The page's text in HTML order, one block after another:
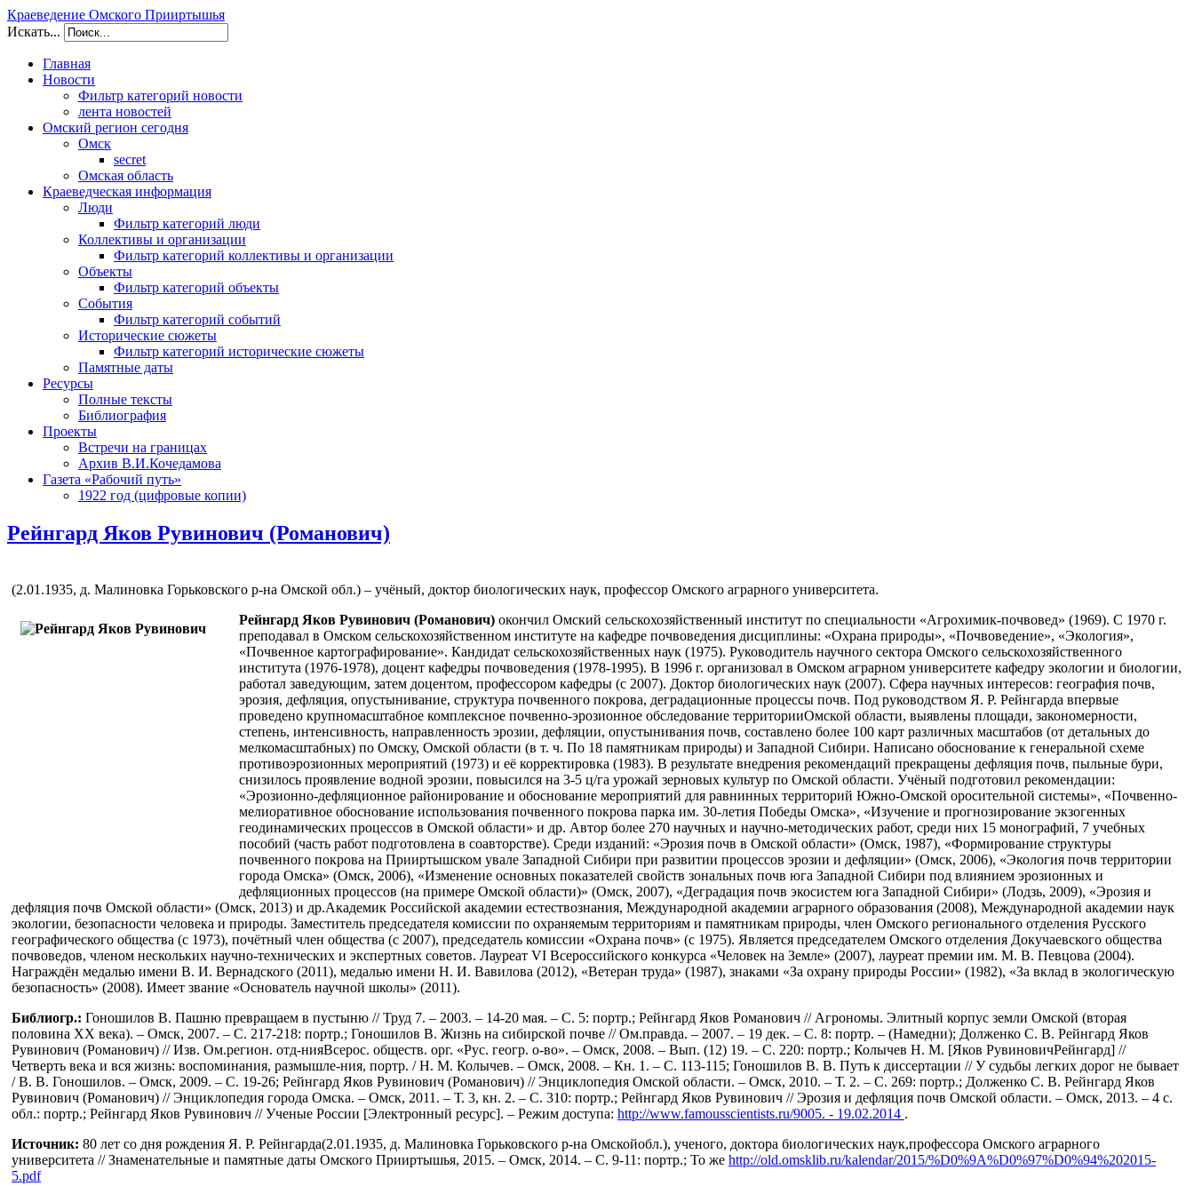
Краеведение Омского Прииртышья
Искать...
Главная
Новости
Фильтр категорий новости
лента новостей
Омский регион сегодня
Омск
secret
Омская область
Краеведческая информация
Люди
Фильтр категорий люди
Коллективы и организации
Фильтр категорий коллективы и организации
Объекты
Фильтр категорий объекты
События
Фильтр категорий событий
Исторические сюжеты
Фильтр категорий исторические сюжеты
Памятные даты
Ресурсы
Полные тексты
Библиография
Проекты
Встречи на границах
Архив В.И.Кочедамова
Газета «Рабочий путь»
1922 год (цифровые копии)
Рейнгард Яков Рувинович (Романович)
(2.01.1935, д. Малиновка Горьковского р-на Омской обл.) – учёный, доктор биологических наук, профессор Омского аграрного университета.
Рейнгард Яков Рувинович (Романович) окончил Омский сельскохозяйственный институт по специальности «Агрохимик-почвовед» (1969). С 1970 г.
преподавал в Омском сельскохозяйственном институте на кафедре почвоведения дисциплины: «Охрана природы», «Почвоведение», «Экология»,
«Почвенное картографирование». Кандидат сельскохозяйственных наук (1975). Руководитель научного сектора Омского сельскохозяйственного
института (1976-1978), доцент кафедры почвоведения (1978-1995). В 1996 г. организовал в Омском аграрном университете кафедру экологии и биологии,
работал заведующим, затем доцентом, профессором кафедры (с 2007). Доктор биологических наук (2007). Сфера научных интересов: география почв,
эрозия, дефляция, опустынивание, структура почвенного покрова, деградационные процессы почв. Под руководством Я. Р. Рейнгарда впервые
проведено крупномасштабное комплексное почвенно-эрозионное обследование территорииОмской области, выявлены площади, закономерности,
степень, интенсивность, направленность эрозии, дефляции, опустынивания почв, составлено более 100 карт различных масштабов (от детальных до
мелкомасштабных) по Омску, Омской области (в т. ч. По 18 памятникам природы) и Западной Сибири. Написано обоснование к генеральной схеме
противоэрозионных мероприятий (1973) и её корректировка (1983). В результате внедрения рекомендаций прекращены дефляция почв, пыльные бури,
снизилось проявление водной эрозии, повысился на 3-5 ц/га урожай зерновых культур по Омской области. Учёный подготовил рекомендации:
«Эрозионно-дефляционное районирование и обоснование мероприятий для равнинных территорий Южно-Омской оросительной системы», «Почвенно-
мелиоративное обоснование использования почвенного покрова парка им. 30-летия Победы Омска», «Изучение и прогнозирование экзогенных
геодинамических процессов в Омской области» и др. Автор более 270 научных и научно-методических работ, среди них 15 монографий, 7 учебных
пособий (часть работ подготовлена в соавторстве). Среди изданий: «Эрозия почв в Омской области» (Омск, 1987), «Формирование структуры
почвенного покрова на Прииртышском увале Западной Сибири при развитии процессов эрозии и дефляции» (Омск, 2006), «Экология почв территории
города Омска» (Омск, 2006), «Изменение основных показателей свойств зональных почв юга Западной Сибири под влиянием эрозионных и
дефляционных процессов (на примере Омской области)» (Омск, 2007), «Деградация почв экосистем юга Западной Сибири» (Лодзь, 2009), «Эрозия и
дефляция почв Омской области» (Омск, 2013) и др.Академик Российской академии естествознания, Международной академии аграрного образования (2008), Международной академии наук
экологии, безопасности человека и природы. Заместитель председателя комиссии по охраняемым территориям и памятникам природы, член Омского регионального отделения Русского
географического общества (с 1973), почётный член общества (с 2007), председатель комиссии «Охрана почв» (с 1975). Является председателем Омского отделения Докучаевского общества
почвоведов, членом нескольких научно-технических и экспертных советов. Лауреат VI Всероссийского конкурса «Человек на Земле» (2007), лауреат премии им. М. В. Певцова (2004).
Награждён медалью имени В. И. Вернадского (2011), медалью имени Н. И. Вавилова (2012), «Ветеран труда» (1987), знаками «За охрану природы России» (1982), «За вклад в экологическую
безопасность» (2008). Имеет звание «Основатель научной школы» (2011).
Библиогр.: Гоношилов В. Пашню превращаем в пустыню // Труд 7. – 2003. – 14-20 мая. – С. 5: портр.; Рейнгард Яков Романович // Агрономы. Элитный корпус земли Омской (вторая
половина XX века). – Омск, 2007. – С. 217-218: портр.; Гоношилов В. Жизнь на сибирской почве // Ом.правда. – 2007. – 19 дек. – С. 8: портр. – (Намедни); Долженко С. В. Рейнгард Яков
Рувинович (Романович) // Изв. Ом.регион. отд-нияВсерос. обществ. орг. «Рус. геогр. о-во». – Омск, 2008. – Вып. (12) 19. – С. 220: портр.; Колычев Н. М. [Яков РувиновичРейнгард] //
Четверть века и вся жизнь: воспоминания, размышле-ния, портр. / Н. М. Колычев. – Омск, 2008. – Кн. 1. – С. 113-115; Гоношилов В. В. Путь к диссертации // У судьбы легких дорог не бывает
/ В. В. Гоношилов. – Омск, 2009. – С. 19-26; Рейнгард Яков Рувинович (Романович) // Энциклопедия Омской области. – Омск, 2010. – Т. 2. – С. 269: портр.; Долженко С. В. Рейнгард Яков
Рувинович (Романович) // Энциклопедия города Омска. – Омск, 2011. – Т. 3, кн. 2. – С. 310: портр.; Рейнгард Яков Рувинович // Эрозия и дефляция почв Омской области. – Омск, 2013. – 4 с.
обл.: портр.; Рейнгард Яков Рувинович // Ученые России [Электронный ресурс]. – Режим доступа: http://www.famousscientists.ru/9005. - 19.02.2014 .
Источник: 80 лет со дня рождения Я. Р. Рейнгарда(2.01.1935, д. Малиновка Горьковского р-на Омскойобл.), ученого, доктора биологических наук,профессора Омского аграрного
университета // Знаменательные и памятные даты Омского Прииртышья, 2015. – Омск, 2014. – С. 9-11: портр.; То же http://old.omsklib.ru/kalendar/2015/%D0%9A%D0%97%D0%94%202015-
5.pdf